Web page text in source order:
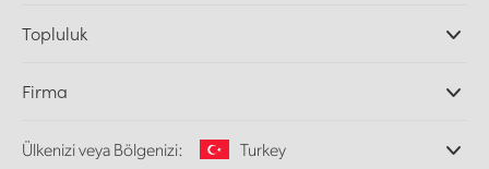
Ultimatte
Kayıt ve Oynatım
Video Format Çevirici
Destek Merkezi
Topluluk
Firma
Hakkımızda
Ülkenizi veya Bölgenizi: Turkey